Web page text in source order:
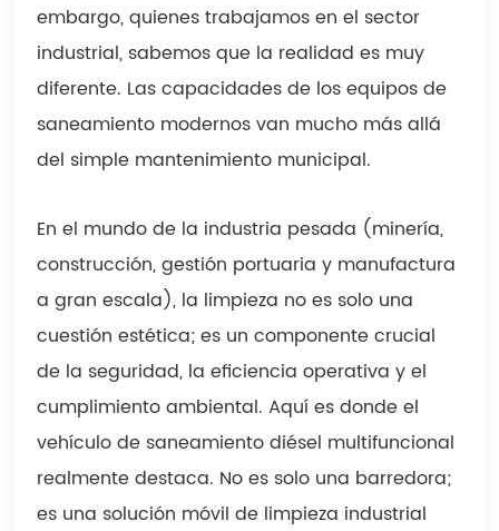
embargo, quienes trabajamos en el sector
industrial, sabemos que la realidad es muy
diferente. Las capacidades de los equipos de
saneamiento modernos van mucho más allá
del simple mantenimiento municipal.
En el mundo de la industria pesada (minería,
construcción, gestión portuaria y manufactura
a gran escala), la limpieza no es solo una
cuestión estética; es un componente crucial
de la seguridad, la eficiencia operativa y el
cumplimiento ambiental. Aquí es donde el
vehículo de saneamiento diésel multifuncional
realmente destaca. No es solo una barredora;
es una solución móvil de limpieza industrial